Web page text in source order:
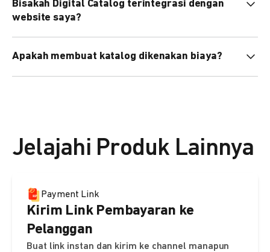
Bisakah Digital Catalog terintegrasi dengan
website saya?
atau menyematkan QR code di website Anda.
Apakah membuat katalog dikenakan biaya?
Jelajahi Produk Lainnya
Payment Link
Kirim Link Pembayaran ke
Pelanggan
Buat link instan dan kirim ke channel manapun